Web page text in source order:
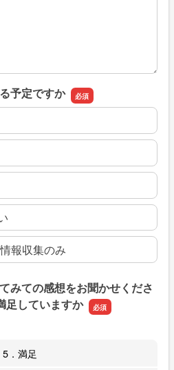
予定ですか
報収集のみ
みての感想をお聞かせくださ
足していますか
5．満足